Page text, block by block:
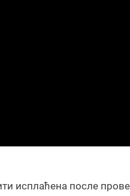
исплаћена после